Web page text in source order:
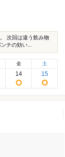
次回は違う飲み物
チの効い...
金
14
土
15